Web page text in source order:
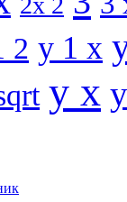
2 y 1 x
y x